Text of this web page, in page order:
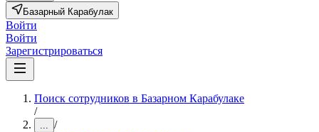
Базарный Карабулак
Войти
Войти
Зарегистрироваться
Поиск сотрудников в Базарном Карабулаке
/
... /